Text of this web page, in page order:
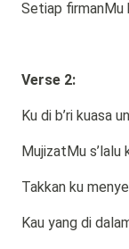
Setiap firmanMu
Verse 2:
Ku di b’ri kuasa
MujizatMu s’lalu
Takkan ku
Kau yang di